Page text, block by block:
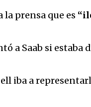
la prensa que es
a Saab si
iba a